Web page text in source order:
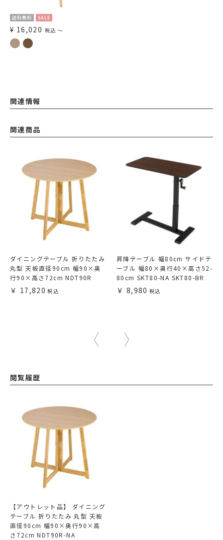
送料無料 SALE
¥ 16,020 税込 〜
関連情報
関連商品
ダイニングテーブル 折りたたみ
丸型 天板直径90cm 幅90×奥
行90×高さ72cm NDT90R
17,820
昇降テーブル 幅80cm サイドテ
ーブル 幅80×奥行40×高さ52-
80cm SKT80-NA SKT80-BR
8,980
閲覧履歴
【アウトレット品】 ダイニング
テーブル 折りたたみ 丸型 天板
直径90cm 幅90×奥行90×高
さ72cm NDT90R-NA